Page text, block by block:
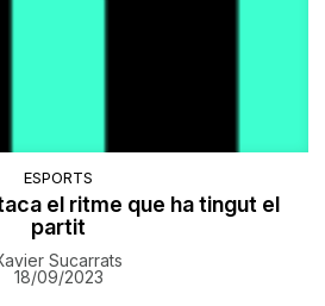
ESPORTS
el ritme que ha tingut el
partit
Sucarrats
18/09/2023